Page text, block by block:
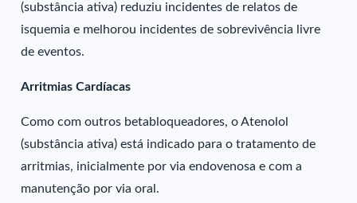
(substância ativa) reduziu incidentes de relatos de
isquemia e melhorou incidentes de sobrevivência livre
de eventos.
Arritmias Cardíacas
Como com outros betabloqueadores, o Atenolol
(substância ativa) está indicado para o tratamento de
arritmias, inicialmente por via endovenosa e com a
manutenção por via oral.